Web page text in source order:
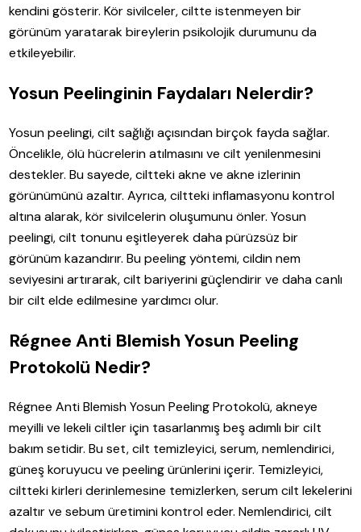
kendini gösterir. Kör sivilceler, ciltte istenmeyen bir
görünüm yaratarak bireylerin psikolojik durumunu da
etkileyebilir.
Yosun Peelinginin Faydaları Nelerdir?
Yosun peelingi, cilt sağlığı açısından birçok fayda sağlar.
Öncelikle, ölü hücrelerin atılmasını ve cilt yenilenmesini
destekler. Bu sayede, ciltteki akne ve akne izlerinin
görünümünü azaltır. Ayrıca, ciltteki inflamasyonu kontrol
altına alarak, kör sivilcelerin oluşumunu önler. Yosun
peelingi, cilt tonunu eşitleyerek daha pürüzsüz bir
görünüm kazandırır. Bu peeling yöntemi, cildin nem
seviyesini artırarak, cilt bariyerini güçlendirir ve daha canlı
bir cilt elde edilmesine yardımcı olur.
Régnee Anti Blemish Yosun Peeling
Protokolü Nedir?
Régnee Anti Blemish Yosun Peeling Protokolü, akneye
meyilli ve lekeli ciltler için tasarlanmış beş adımlı bir cilt
bakım setidir. Bu set, cilt temizleyici, serum, nemlendirici,
güneş koruyucu ve peeling ürünlerini içerir. Temizleyici,
ciltteki kirleri derinlemesine temizlerken, serum cilt lekelerini
azaltır ve sebum üretimini kontrol eder. Nemlendirici, cilt